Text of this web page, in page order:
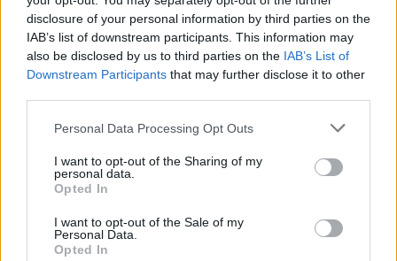
disclosure of your personal information by third parties on the
IAB’s list of downstream participants. This information may
also be disclosed by us to third parties on the IAB’s List of
Downstream Participants that may further disclose it to other
Personal Data Processing Opt Outs
I want to opt-out of the Sharing of my
personal data.
Opted In
I want to opt-out of the Sale of my
Personal Data.
Opted In